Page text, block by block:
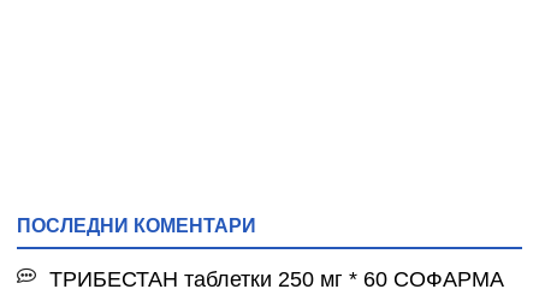
ПОСЛЕДНИ КОМЕНТАРИ
ТРИБЕСТАН таблетки 250 мг * 60 СОФАРМА